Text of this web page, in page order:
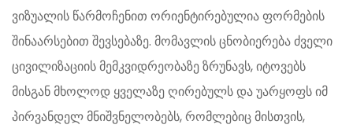
ვიზუალის წარმოჩენით ორიენტირებულია ფორმების
შინაარსებით შევსებაზე. მომავლის ცნობიერება ძველი
ცივილიზაციის მემკვიდრეობაზე ზრუნავს, იტოვებს
მისგან მხოლოდ ყველაზე ღირებულს და უარყოფს იმ
პირვანდელ მნიშვნელობებს, რომლებიც მისთვის,